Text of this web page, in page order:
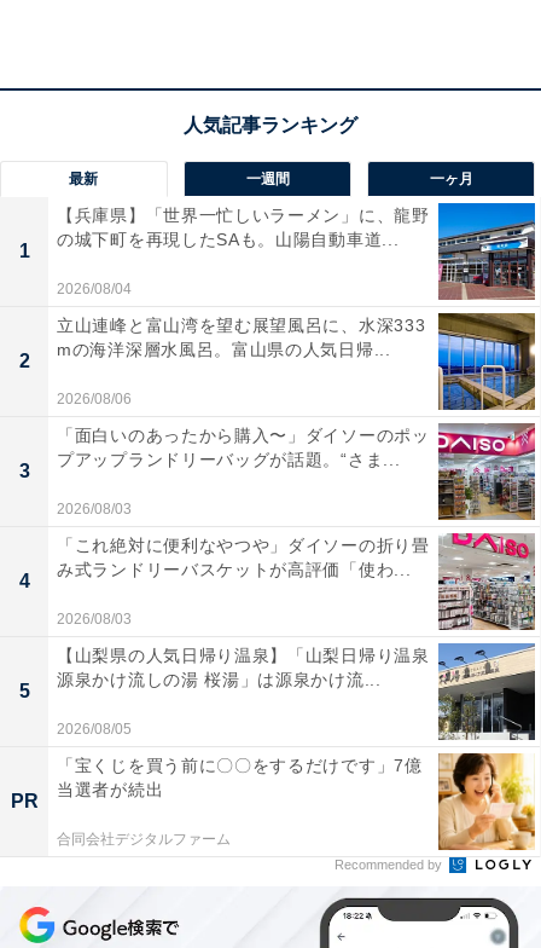
容量はすべて90g（1人前）です。
小さめカレー キーマ 税込190円
北インドのキーマカレーをお手本に、ガラムマサラのス
パイス感が生かされています。濃厚でマイルドな口あた
りが特長です。
小さめカレー 国産りんごと野菜 税込190円
りんごとかぼちゃの甘みが生かされた、マイルドな野菜
カレーです。じゃが芋、人参、玉ねぎ、ズッキーニが入
っており、具だくさんに仕上がっています。
チャナ（ひよこ豆）が使われた豆のカレーです。クミン
やコリアンダー、カルダモンの香りとトマトの程よい酸
味が生かされています。
小さめカレー シチリアレモンのクリーミーチキン 税
込190円
シチリア産のレモンの酸味が生かされ、ココナッツミル
クでまろやかな味わいに仕上がっています。レモンの爽
やかな香りと程よいスパイス感が特長です。
最新 一週間 一ヶ月
1
【兵庫県】「世界一忙しいラーメン」に、龍野
の城下町を再現したSAも。山陽自動車道...
2026/08/04
2
立山連峰と富山湾を望む展望風呂に、水深333
mの海洋深層水風呂。富山県の人気日帰...
2026/08/06
3
「面白いのあったから購入〜」ダイソーのポッ
プアップランドリーバッグが話題。“さま...
2026/08/03
4
「これ絶対に便利なやつや」ダイソーの折り畳
み式ランドリーバスケットが高評価「使わ...
2026/08/03
5
【山梨県の人気日帰り温泉】「山梨日帰り温泉
源泉かけ流しの湯 桜湯」は源泉かけ流...
2026/08/05
PR
「宝くじを買う前に〇〇をするだけです」7億
当選者が続出
合同会社デジタルファーム
Recommended by